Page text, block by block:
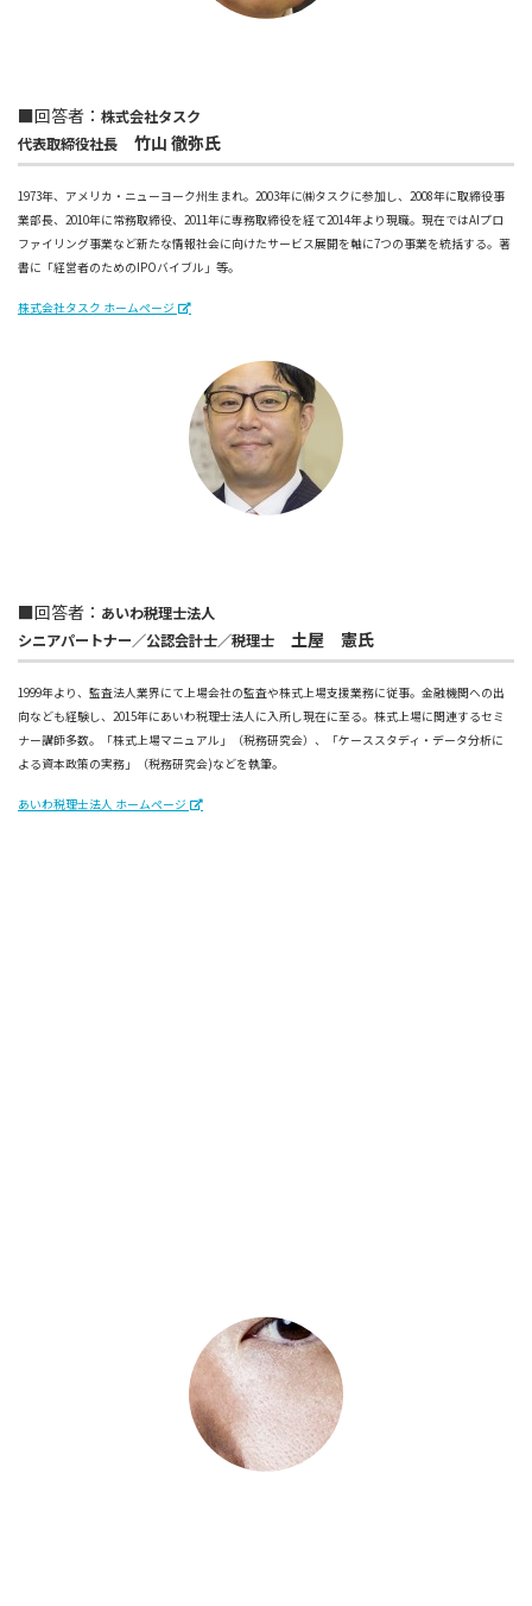
■回答者： 株式会社タスク
代表取締役社長 竹山 徹弥氏
1973年、アメリカ・ニューヨーク州生まれ。2003年に㈱タスクに参加し、2008年に取締役事
業部長、2010年に常務取締役、2011年に専務取締役を経て2014年より現職。現在ではAIプロ
ファイリング事業など新たな情報社会に向けたサービス展開を軸に7つの事業を統括する。著
書に「経営者のためのIPOバイブル」等。
株式会社タスク ホームページ
■回答者： あいわ税理士法人
シニアパートナー／公認会計士／税理士 土屋 憲氏
1999年より、監査法人業界にて上場会社の監査や株式上場支援業務に従事。金融機関への出
向なども経験し、2015年にあいわ税理士法人に入所し現在に至る。株式上場に関連するセミ
ナー講師多数。「株式上場マニュアル」（税務研究会）、「ケーススタディ・データ分析に
よる資本政策の実務」（税務研究会)などを執筆。
あいわ税理士法人 ホームページ